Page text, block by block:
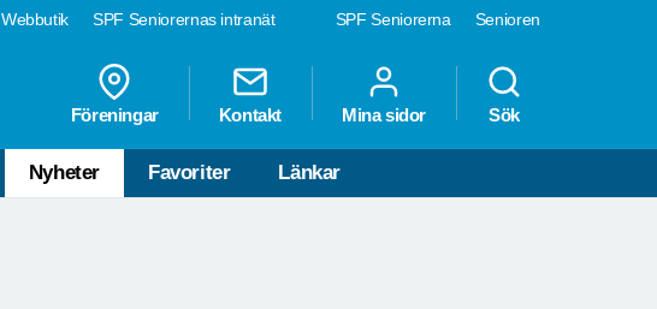
SPF Seniorerna Senioren
Webbutik SPF Seniorernas intranät
Föreningar Kontakt Mina sidor Sök
Nyheter Favoriter Länkar